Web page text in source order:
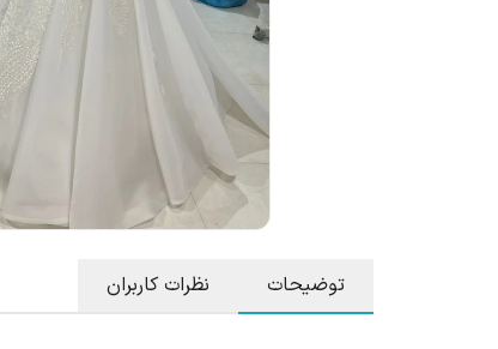
توضیحات نظرات کاربران